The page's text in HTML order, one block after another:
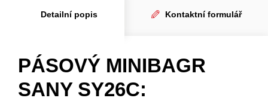
Detailní popis Kontaktní formulář
PÁSOVÝ MINIBAGR
SANY SY26C: